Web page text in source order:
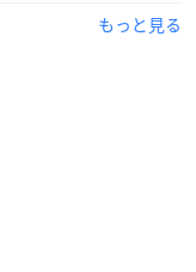
もっと見る